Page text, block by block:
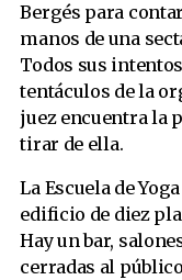
Bergés para
manos de una
Todos sus
tentáculos de la
juez encuentra la
tirar de ella.
La Escuela de
edificio de diez
Hay un bar,
cerradas al